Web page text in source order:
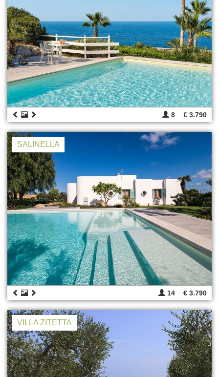
8 € 3.790
SALINELLA
14 € 3.790
VILLA ZITETTA